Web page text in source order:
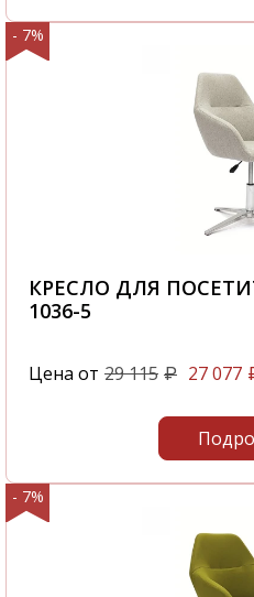
- 7%
КРЕСЛО ДЛЯ
1036-5
Цена от 29 115 ₽ 27 077
- 7%